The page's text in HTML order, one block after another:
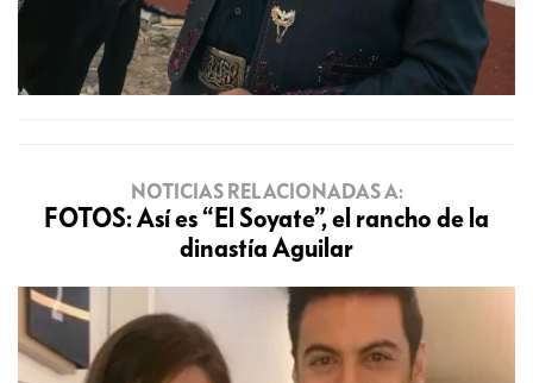
NOTICIAS RELACIONADAS A:
FOTOS: Así es “El Soyate”, el rancho de la
dinastía Aguilar